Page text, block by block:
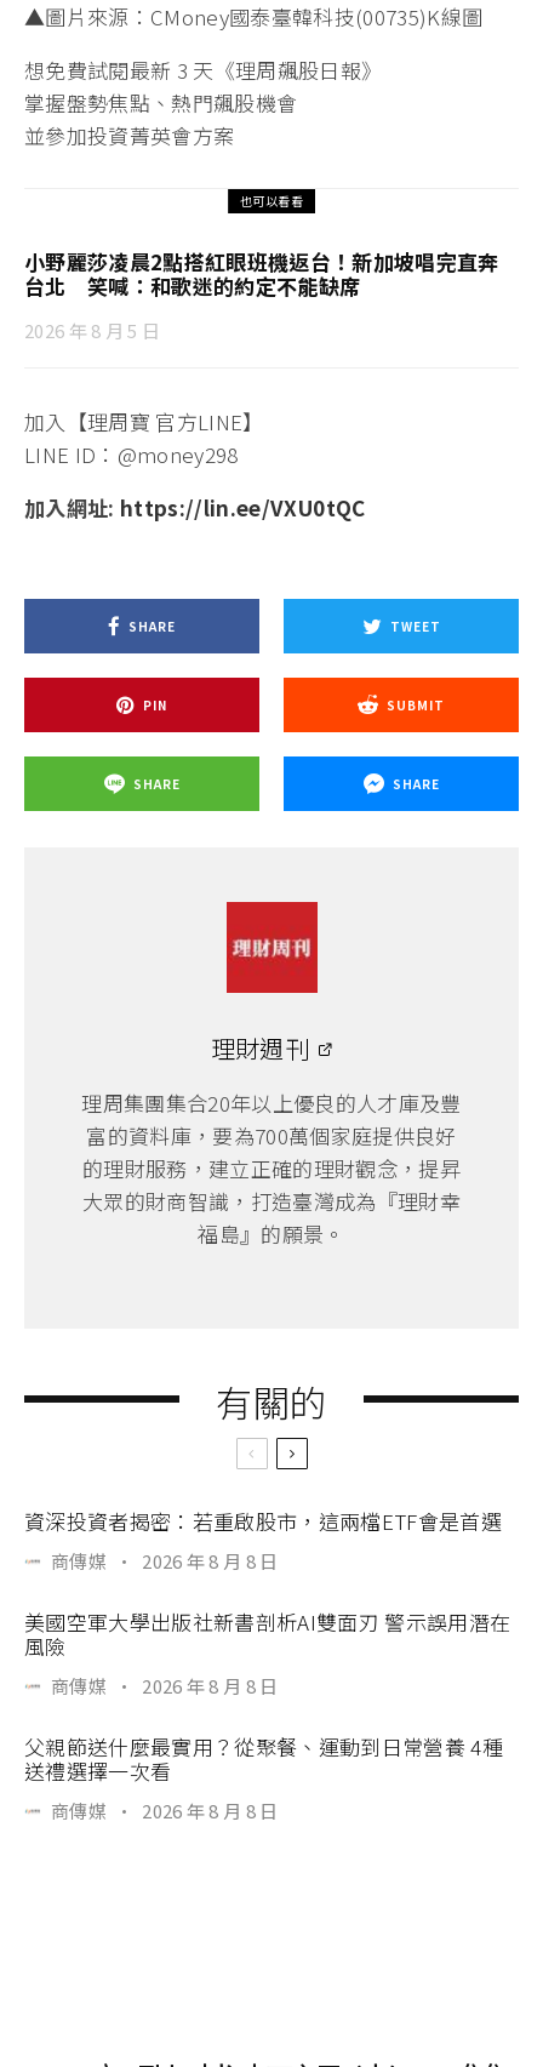
▲圖片來源：CMoney國泰臺韓科技(00735)K線圖
想免費試閱最新 3 天《理周飆股日報》
掌握盤勢焦點、熱門飆股機會
並參加投資菁英會方案
也可以看看
小野麗莎凌晨2點搭紅眼班機返台！新加坡唱完直奔
台北 笑喊：和歌迷的約定不能缺席
2026 年 8 月 5 日
加入【理周寶 官方LINE】
LINE ID：@money298
加入網址: https://lin.ee/VXU0tQC
SHARE TWEET
PIN SUBMIT
SHARE SHARE
理財週刊
理周集團集合20年以上優良的人才庫及豐
富的資料庫，要為700萬個家庭提供良好
的理財服務，建立正確的理財觀念，提昇
大眾的財商智識，打造臺灣成為『理財幸
福島』的願景。
有關的
資深投資者揭密：若重啟股市，這兩檔ETF會是首選
商傳媒 · 2026 年 8 月 8 日
美國空軍大學出版社新書剖析AI雙面刃 警示誤用潛在
風險
商傳媒 · 2026 年 8 月 8 日
父親節送什麼最實用？從聚餐、運動到日常營養 4種
送禮選擇一次看
商傳媒 · 2026 年 8 月 8 日